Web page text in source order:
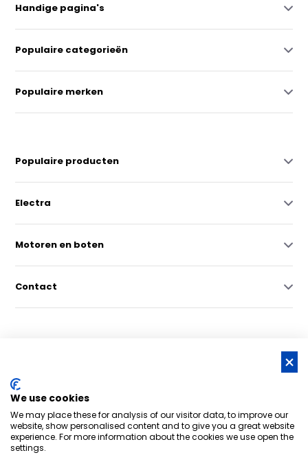
Handige pagina's
Populaire categorieën
Populaire merken
Populaire producten
Electra
Motoren en boten
Contact
Nederlands grootste online watersportwinkel | Bootschappen
Watersport8,6- 6.043 reviews
We use cookies
We may place these for analysis of our visitor data, to improve our
website, show personalised content and to give you a great website
experience. For more information about the cookies we use open the
settings.